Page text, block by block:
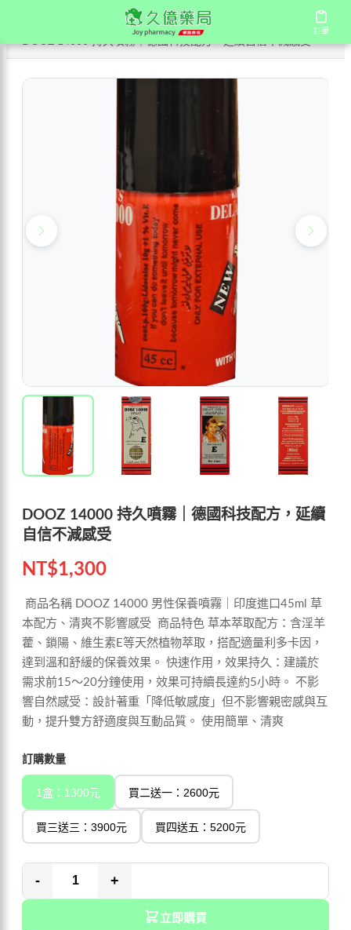
訂單
訂單
DOOZ 14000 持久噴霧｜德國科技配方，延續自信不減感受
DOOZ 14000 持久噴霧｜德國科技配方，延續
自信不減感受
NT$1,300
商品名稱 DOOZ 14000 男性保養噴霧｜印度進口45ml 草
本配方、清爽不影響感受 商品特色 草本萃取配方：含淫羊
藿、鎖陽、維生素E等天然植物萃取，搭配適量利多卡因，
達到溫和舒緩的保養效果。 快速作用，效果持久：建議於
需求前15～20分鐘使用，效果可持續長達約5小時。 不影
響自然感受：設計著重「降低敏感度」但不影響親密感與互
動，提升雙方舒適度與互動品質。 使用簡單、清爽
訂購數量
1盒：1300元 買二送一：2600元
買三送三：3900元 買四送五：5200元
- +
立即購買